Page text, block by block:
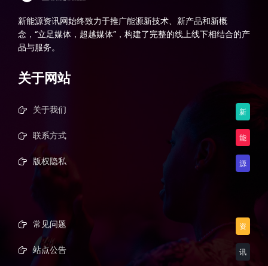
新能源资讯网始终致力于推广能源新技术、新产品和新概
念，“立足媒体，超越媒体”，构建了完整的线上线下相结合的产
品与服务。
关于网站
关于我们 新
联系方式 能
版权隐私 源
常见问题 资
站点公告 讯